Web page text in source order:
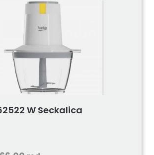
W Seckalica